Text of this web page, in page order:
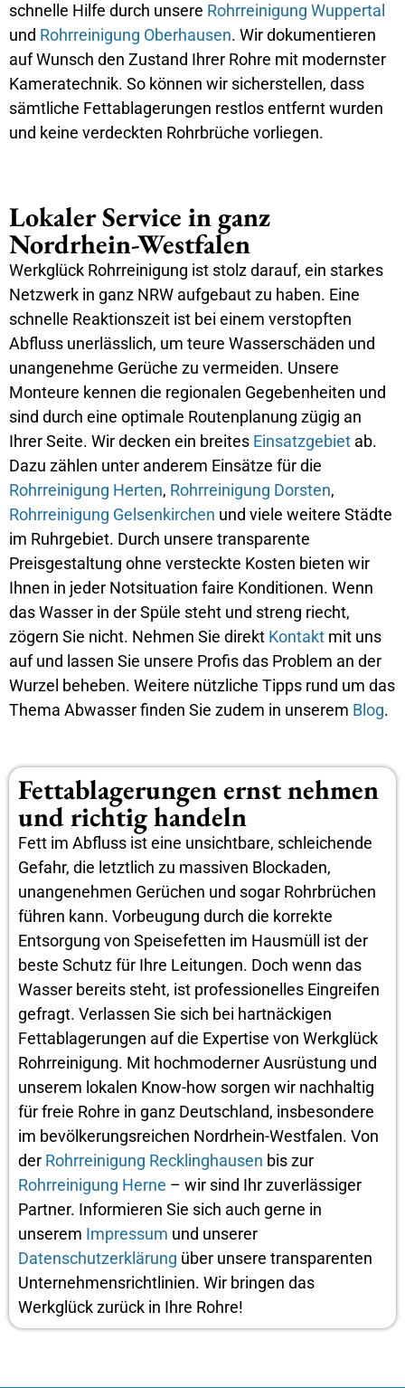
schnelle Hilfe durch unsere Rohrreinigung Wuppertal
und Rohrreinigung Oberhausen. Wir dokumentieren
auf Wunsch den Zustand Ihrer Rohre mit modernster
Kameratechnik. So können wir sicherstellen, dass
sämtliche Fettablagerungen restlos entfernt wurden
und keine verdeckten Rohrbrüche vorliegen.
Lokaler Service in ganz
Nordrhein-Westfalen
Werkglück Rohrreinigung ist stolz darauf, ein starkes
Netzwerk in ganz NRW aufgebaut zu haben. Eine
schnelle Reaktionszeit ist bei einem verstopften
Abfluss unerlässlich, um teure Wasserschäden und
unangenehme Gerüche zu vermeiden. Unsere
Monteure kennen die regionalen Gegebenheiten und
sind durch eine optimale Routenplanung zügig an
Ihrer Seite. Wir decken ein breites Einsatzgebiet ab.
Dazu zählen unter anderem Einsätze für die
Rohrreinigung Herten, Rohrreinigung Dorsten,
Rohrreinigung Gelsenkirchen und viele weitere Städte
im Ruhrgebiet. Durch unsere transparente
Preisgestaltung ohne versteckte Kosten bieten wir
Ihnen in jeder Notsituation faire Konditionen. Wenn
das Wasser in der Spüle steht und streng riecht,
zögern Sie nicht. Nehmen Sie direkt Kontakt mit uns
auf und lassen Sie unsere Profis das Problem an der
Wurzel beheben. Weitere nützliche Tipps rund um das
Thema Abwasser finden Sie zudem in unserem Blog.
Fettablagerungen ernst nehmen
und richtig handeln
Fett im Abfluss ist eine unsichtbare, schleichende
Gefahr, die letztlich zu massiven Blockaden,
unangenehmen Gerüchen und sogar Rohrbrüchen
führen kann. Vorbeugung durch die korrekte
Entsorgung von Speisefetten im Hausmüll ist der
beste Schutz für Ihre Leitungen. Doch wenn das
Wasser bereits steht, ist professionelles Eingreifen
gefragt. Verlassen Sie sich bei hartnäckigen
Fettablagerungen auf die Expertise von Werkglück
Rohrreinigung. Mit hochmoderner Ausrüstung und
unserem lokalen Know-how sorgen wir nachhaltig
für freie Rohre in ganz Deutschland, insbesondere
im bevölkerungsreichen Nordrhein-Westfalen. Von
der Rohrreinigung Recklinghausen bis zur
Rohrreinigung Herne – wir sind Ihr zuverlässiger
Partner. Informieren Sie sich auch gerne in
unserem Impressum und unserer
Datenschutzerklärung über unsere transparenten
Unternehmensrichtlinien. Wir bringen das
Werkglück zurück in Ihre Rohre!